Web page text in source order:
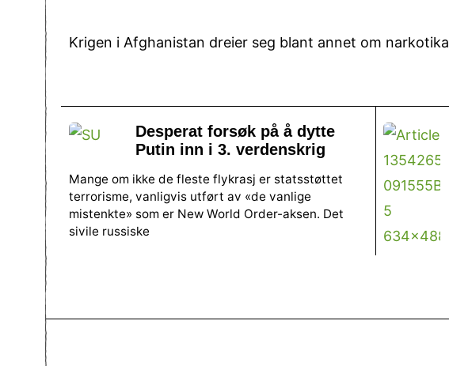
Krigen i Afghanistan dreier seg blant annet om narkotika
Desperat forsøk på å dytte
Putin inn i 3. verdenskrig
Mange om ikke de fleste flykrasj er statsstøttet
terrorisme, vanligvis utført av «de vanlige
mistenkte» som er New World Order-aksen. Det
sivile russiske